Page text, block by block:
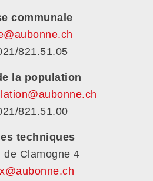
communale
821.51.05
la population
821.51.00
techniques
de Clamogne 4